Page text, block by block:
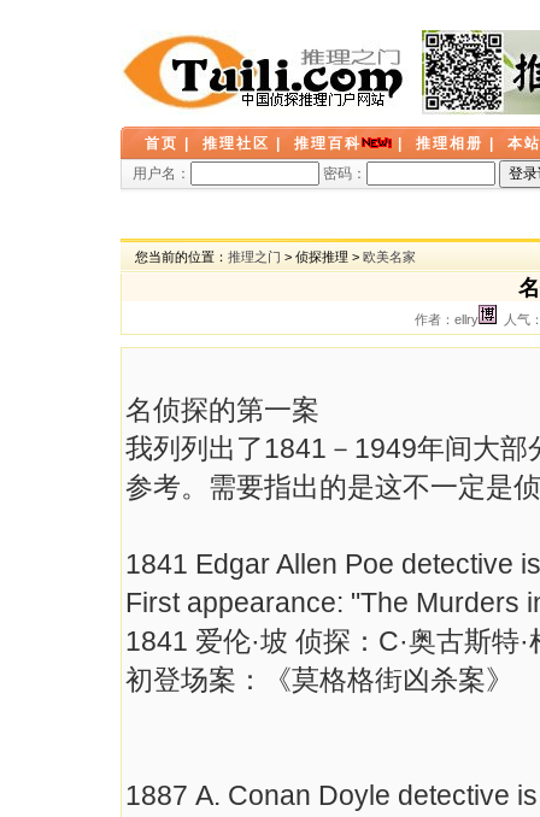
首页 推理社区 推理百科 推理相册
本
用户名：
密码：
您当前的位置： 推理之门 > 侦探推理 > 欧美名家
作者：ellry 人气
名侦探的第一案
我列列出了1841－1949年间大
参考。需要指出的是这不一定是
1841 Edgar Allen Poe detective
First appearance: "The Murders
1841 爱伦·坡 侦探：C·奥古斯特·
初登场案：《莫格格街凶杀案》
1887 A. Conan Doyle detective